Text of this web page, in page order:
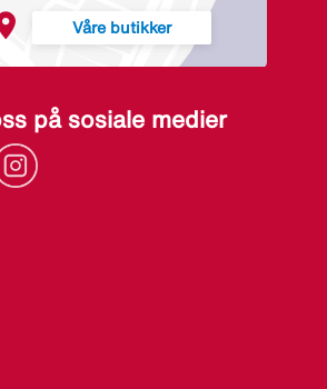
Våre butikker
på sosiale medier